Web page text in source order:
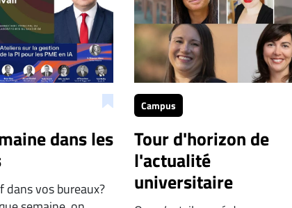
dans les
dans vos bureaux?
Campus
Tour d'horizon de
l'actualité
universitaire